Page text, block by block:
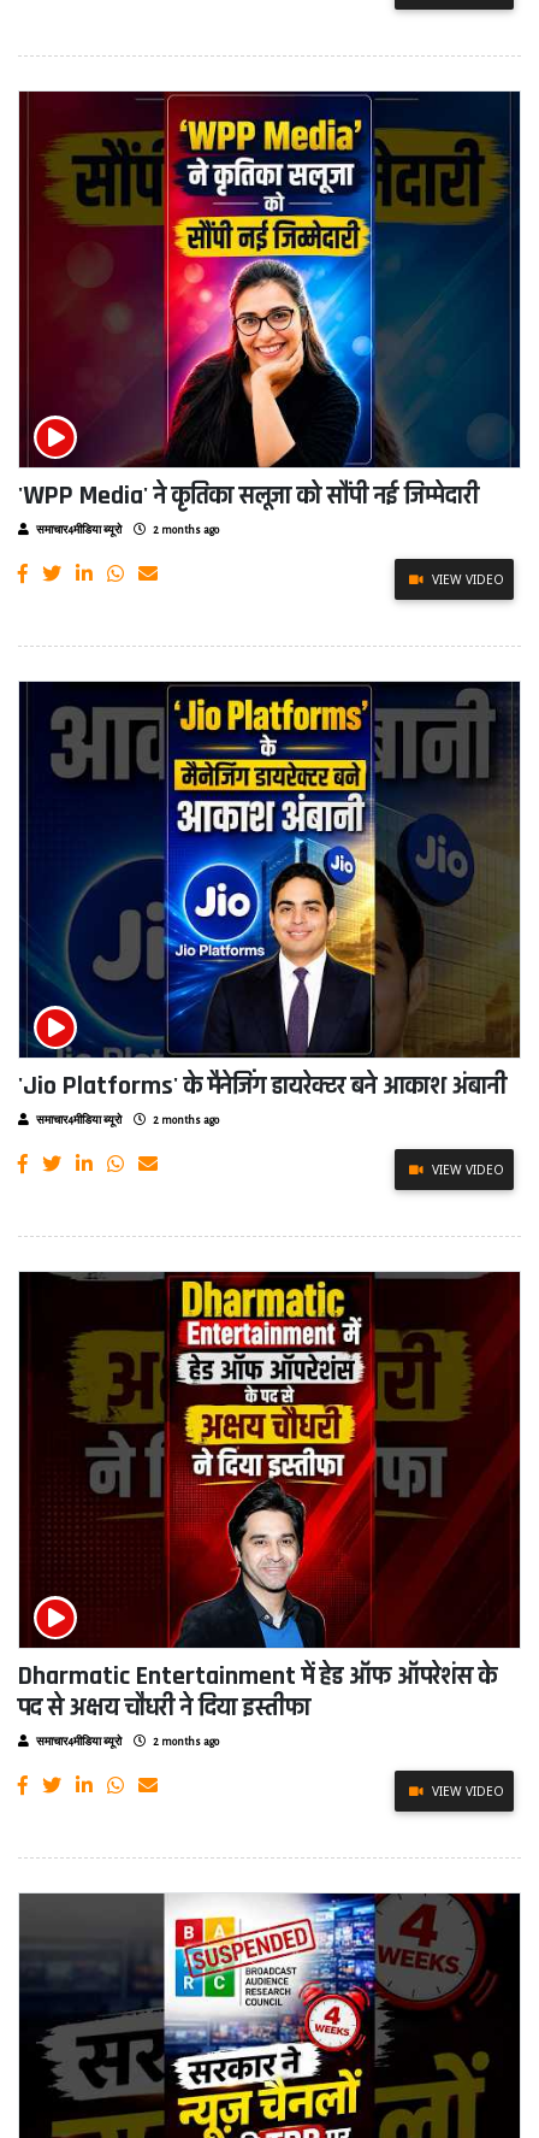
'WPP Media' ने कृतिका सलूजा को सौंपी नई जिम्मेदारी
समाचार4मीडिया ब्यूरो 2 months ago
VIEW VIDEO
'Jio Platforms' के मैनेजिंग डायरेक्टर बने आकाश अंबानी
समाचार4मीडिया ब्यूरो 2 months ago
VIEW VIDEO
Dharmatic Entertainment में हेड ऑफ ऑपरेशंस के
पद से अक्षय चौधरी ने दिया इस्तीफा
समाचार4मीडिया ब्यूरो 2 months ago
VIEW VIDEO